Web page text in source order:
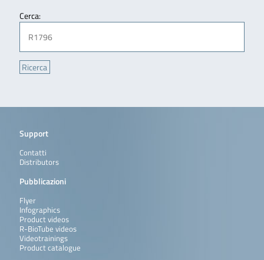
Cerca:
Support
Contatti
Distributors
Pubblicazioni
Flyer
Infographics
Product videos
R-BioTube videos
Videotrainings
Product catalogue